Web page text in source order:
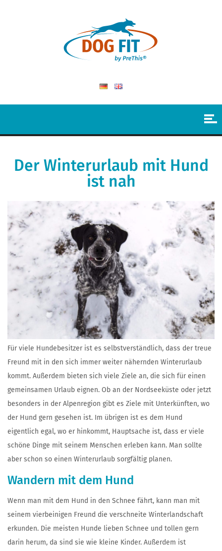
Der Winterurlaub mit Hund
ist nah
Für viele Hundebesitzer ist es selbstverständlich, dass der treue
Freund mit in den sich immer weiter nähernden Winterurlaub
kommt. Außerdem bieten sich viele Ziele an, die sich für einen
gemeinsamen Urlaub eignen. Ob an der Nordseeküste oder jetzt
besonders in der Alpenregion gibt es Ziele mit Unterkünften, wo
der Hund gern gesehen ist. Im übrigen ist es dem Hund
eigentlich egal, wo er hinkommt, Hauptsache ist, dass er viele
schöne Dinge mit seinem Menschen erleben kann. Man sollte
aber schon so einen Winterurlaub sorgfältig planen.
Wandern mit dem Hund
Wenn man mit dem Hund in den Schnee fährt, kann man mit
seinem vierbeinigen Freund die verschneite Winterlandschaft
erkunden. Die meisten Hunde lieben Schnee und tollen gern
darin herum, da sind sie wie kleine Kinder. Außerdem ist